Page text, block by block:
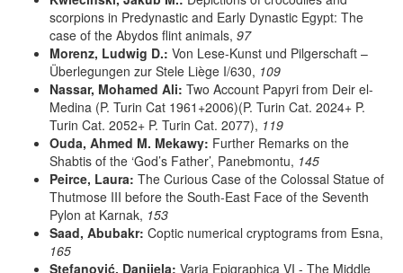
scorpions in Predynastic and Early Dynastic Egypt: The
case of the Abydos flint animals, 97
Morenz, Ludwig D.: Von Lese-Kunst und Pilgerschaft –
Überlegungen zur Stele Liège I/630, 109
Nassar, Mohamed Ali: Two Account Papyri from Deir el-
Medina (P. Turin Cat 1961+2006)(P. Turin Cat. 2024+ P.
Turin Cat. 2052+ P. Turin Cat. 2077), 119
Ouda, Ahmed M. Mekawy: Further Remarks on the
Shabtis of the ‘God’s Father’, Panebmontu, 145
Peirce, Laura: The Curious Case of the Colossal Statue of
Thutmose III before the South-East Face of the Seventh
Pylon at Karnak, 153
Saad, Abubakr: Coptic numerical cryptograms from Esna,
165
Stefanović, Danijela: Varia Epigraphica VI - The Middle